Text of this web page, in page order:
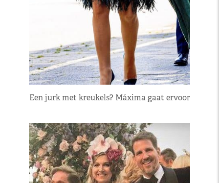
Een jurk met kreukels? Máxima gaat ervoor